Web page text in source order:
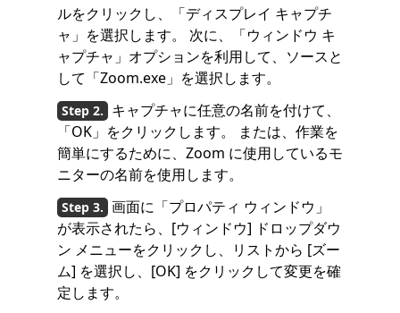
ルをクリックし、「ディスプレイ キャプチ
ャ」を選択します。 次に、「ウィンドウ キ
ャプチャ」オプションを利用して、ソースと
して「Zoom.exe」を選択します。
キャプチャに任意の名前を付けて、
「OK」をクリックします。 または、作業を
簡単にするために、Zoom に使用しているモ
ニターの名前を使用します。
画面に「プロパティ ウィンドウ」
が表示されたら、[ウィンドウ] ドロップダウ
ン メニューをクリックし、リストから [ズー
ム] を選択し、[OK] をクリックして変更を確
定します。